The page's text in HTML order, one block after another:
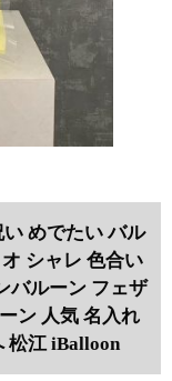
めでたい バル
シャレ 色合い
バルーン フェザ
ン 人気 名入れ
松江 iBalloon